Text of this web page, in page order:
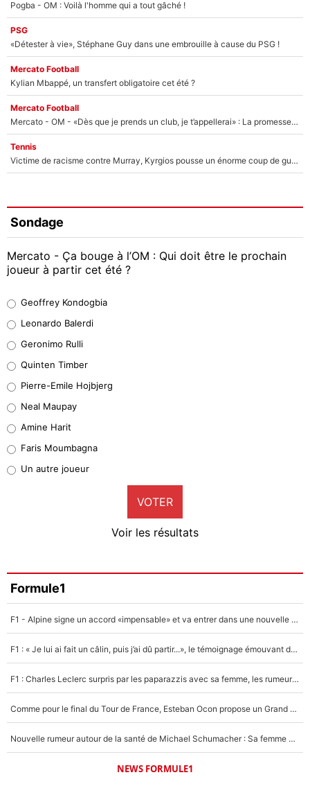
Pogba - OM : Voilà l'homme qui a tout gâché !
PSG
«Détester à vie», Stéphane Guy dans une embrouille à cause du PSG !
Mercato Football
Kylian Mbappé, un transfert obligatoire cet été ?
Mercato Football
Mercato - OM - «Dès que je prends un club, je t’appellerai» : La promesse de Marcelino au moment de claquer la porte
Tennis
Victime de racisme contre Murray, Kyrgios pousse un énorme coup de gueule !
Sondage
Mercato - Ça bouge à l’OM : Qui doit être le prochain
joueur à partir cet été ?
38%
32%
5%
1%
9%
Faris Moumbagna
5%
Un autre joueur
5%
Geoffrey Kondogbia
Leonardo Balerdi
Geronimo Rulli
Quinten Timber
Pierre-Emile Hojbjerg
Neal Maupay
Amine Harit
Faris Moumbagna
Un autre joueur
VOTER
Voir les résultats
Formule1
F1 - Alpine signe un accord «impensable» et va entrer dans une nouvelle dimension : Grande nouvelle pour Pierre Gasly !
F1 : « Je lui ai fait un câlin, puis j’ai dû partir...», le témoignage émouvant de Max Verstappen sur sa fille
F1 : Charles Leclerc surpris par les paparazzis avec sa femme, les rumeurs étaient vraies !
Comme pour le final du Tour de France, Esteban Ocon propose un Grand Prix de Formule 1 à Paris : «Autour de l’Arc de Triomphe, ce serait génial» !
Nouvelle rumeur autour de la santé de Michael Schumacher : Sa femme Corinna sort du silence
NEWS FORMULE1